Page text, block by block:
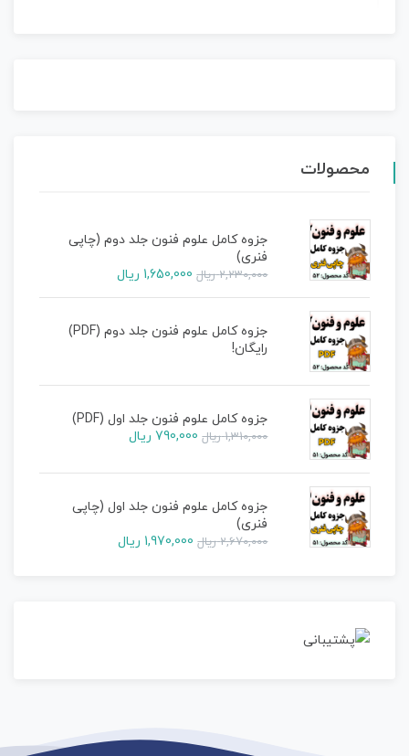
محصولات
جزوه کامل علوم فنون جلد دوم (چاپی
فنری)
2,230,000 ریال 1,650,000 ریال
جزوه کامل علوم فنون جلد دوم (PDF)
رایگان!
جزوه کامل علوم فنون جلد اول (PDF)
1,310,000 ریال 790,000 ریال
جزوه کامل علوم فنون جلد اول (چاپی
فنری)
2,670,000 ریال 1,970,000 ریال